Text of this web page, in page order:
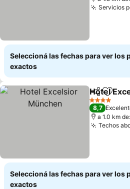
Servicios
Seleccioná las fechas para ver los
exactos
Compartir
Hotel
4 Estrellas
8,7
a 1.0 km
Techos
Seleccioná las fechas para ver los
exactos